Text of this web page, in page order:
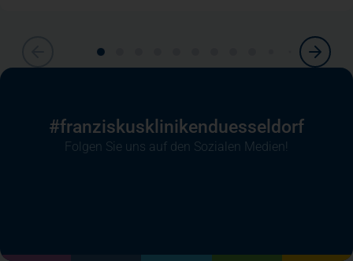
#franziskusklinikenduesseldorf
Folgen Sie uns auf den Sozialen Medien!